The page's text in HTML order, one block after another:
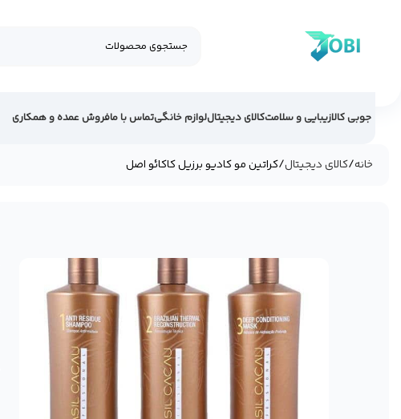
جوبی کالازیبایی و سلامتکالای دیجیتاللوازم خانگیتماس با مافروش عمده و همکاری
خانه کالای دیجیتال کراتین مو کادیو برزیل کاکائو اصل